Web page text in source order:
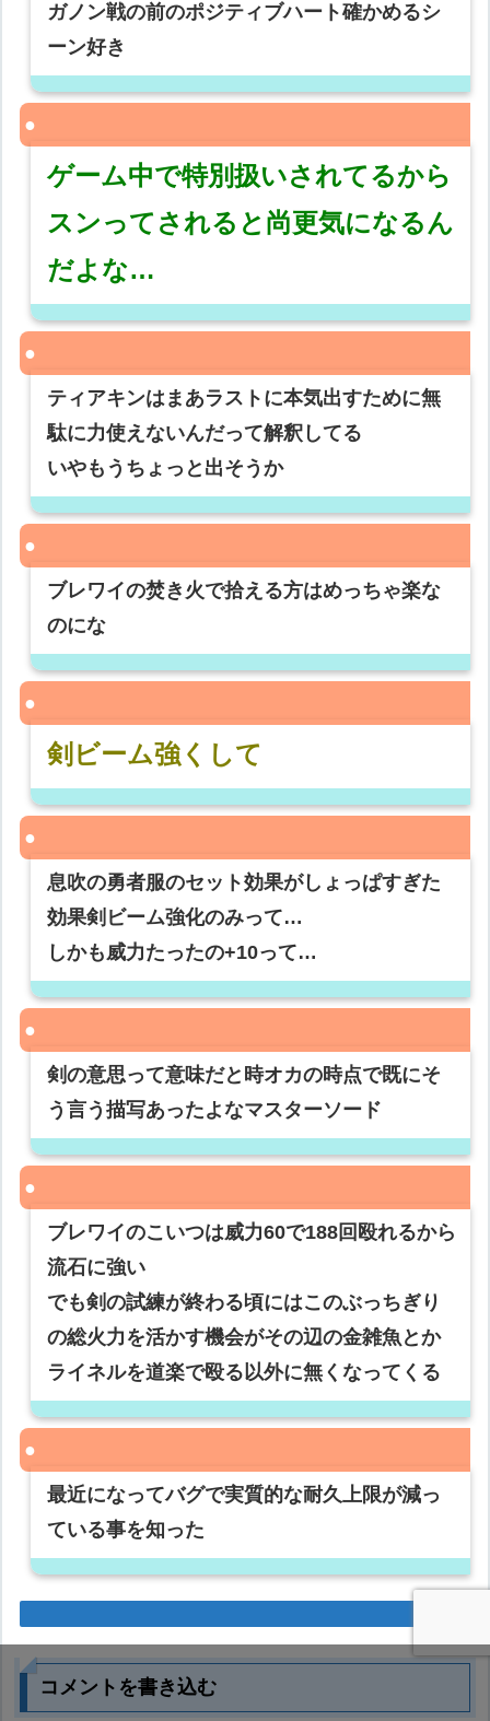
ガノン戦の前のポジティブハート確かめるシ
ーン好き
ゲーム中で特別扱いされてるから
スンってされると尚更気になるん
だよな…
ティアキンはまあラストに本気出すために無
駄に力使えないんだって解釈してる
いやもうちょっと出そうか
ブレワイの焚き火で拾える方はめっちゃ楽な
のにな
剣ビーム強くして
息吹の勇者服のセット効果がしょっぱすぎた
効果剣ビーム強化のみって…
しかも威力たったの+10って…
剣の意思って意味だと時オカの時点で既にそ
う言う描写あったよなマスターソード
ブレワイのこいつは威力60で188回殴れるから
流石に強い
でも剣の試練が終わる頃にはこのぶっちぎり
の総火力を活かす機会がその辺の金雑魚とか
ライネルを道楽で殴る以外に無くなってくる
最近になってバグで実質的な耐久上限が減っ
ている事を知った
コメントを書き込む